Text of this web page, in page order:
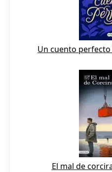
Un cuento perfecto
El mal de